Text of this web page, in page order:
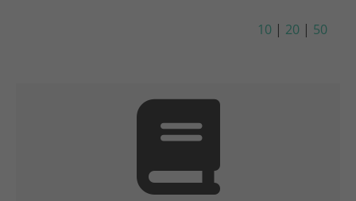
10 | 20 | 50